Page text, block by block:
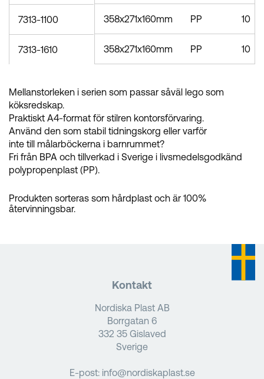
358x271x160mm PP 10
358x271x160mm PP 10
7313-1100
7313-1610
Mellanstorleken i serien som passar såväl lego som
köksredskap.
Praktiskt A4-format för stilren kontorsförvaring.
Använd den som stabil tidningskorg eller varför
inte till målarböckerna i barnrummet?
Fri från BPA och tillverkad i Sverige i livsmedelsgodkänd
polypropenplast (PP).
Produkten sorteras som hårdplast och är 100%
återvinningsbar.
Kontakt
Nordiska Plast AB
Borrgatan 6
332 35 Gislaved
Sverige
E-post: info@nordiskaplast.se